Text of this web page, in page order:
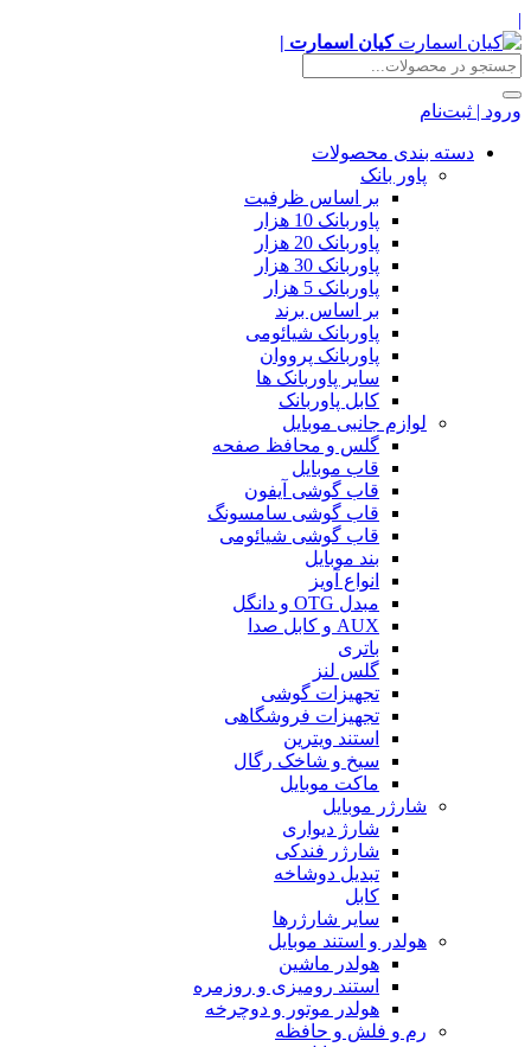
|
کیان اسمارت |
ورود | ثبت‌نام
دسته بندی محصولات
پاور بانک
بر اساس ظرفیت
پاوربانک 10 هزار
پاوربانک 20 هزار
پاوربانک 30 هزار
پاوربانک 5 هزار
بر اساس برند
پاوربانک شیائومی
پاوربانک پرووان
سایر پاوربانک ها
کابل پاوربانک
لوازم جانبی موبایل
گلس و محافظ صفحه
قاب موبایل
قاب گوشی آیفون
قاب گوشی سامسونگ
قاب گوشی شیائومی
بند موبایل
انواع آویز
مبدل OTG و دانگل
AUX و کابل صدا
باتری
گلس لنز
تجهیزات گوشی
تجهیزات فروشگاهی
استند ویترین
سیخ و شاخک رگال
ماکت موبایل
شارژر موبایل
شارژ دیواری
شارژر فندکی
تبدیل دوشاخه
کابل
سایر شارژرها
هولدر و استند موبایل
هولدر ماشین
استند رومیزی و روزمره
هولدر موتور و دوچرخه
رم و فلش و حافظه